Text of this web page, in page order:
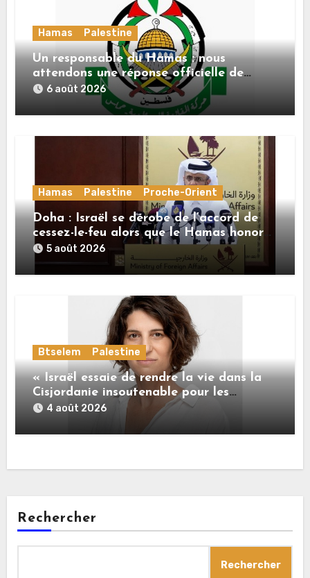
Hamas Palestine
Un responsable du Hamas : nous
attendons une réponse officielle de
Mladenov concernant la feuille de route
de la deuxième phase de l’accord
6 août 2026
Hamas Palestine Proche-Orient
Doha : Israël se dérobe de l’accord de
cessez-le-feu alors que le Hamas honore
ses engagements
5 août 2026
Btselem Palestine
« Israël essaie de rendre la vie dans la
Cisjordanie insoutenable pour les
Palestiniens. »
4 août 2026
Rechercher
Rechercher